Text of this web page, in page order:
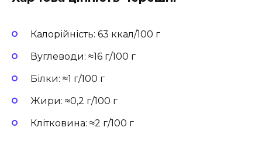
Калорійність: 63 ккал/100 г
Вуглеводи: ≈16 г/100 г
Білки: ≈1 г/100 г
Жири: ≈0,2 г/100 г
Клітковина: ≈2 г/100 г